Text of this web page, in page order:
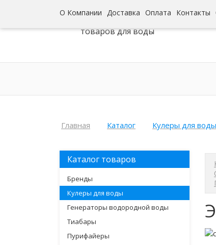
О Компании Доставка Оплата Контакты
Интернет-гипермаркет
товаров для воды
Главная Каталог Кулеры для
Каталог товаров
Бренды
Кулеры для воды
Генераторы водородной воды
Тиабары
Пурифайеры